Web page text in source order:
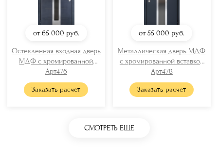
от 65 000 руб.
Остекленная входная дверь
МДФ с хромированной
вставкой
Арт476
Заказать расчет
от 55 000 руб.
Металлическая дверь МДФ
с хромированной вставкой
и стеклом
Арт478
Заказать расчет
СМОТРЕТЬ ЕЩЕ